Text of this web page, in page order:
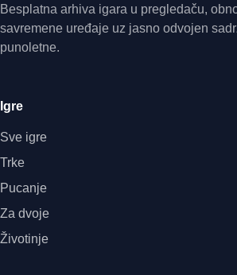
Besplatna arhiva igara u pregledaču,
savremene uređaje uz jasno odvojen
punoletne.
Igre
Sve igre
Trke
Pucanje
Za dvoje
Životinje